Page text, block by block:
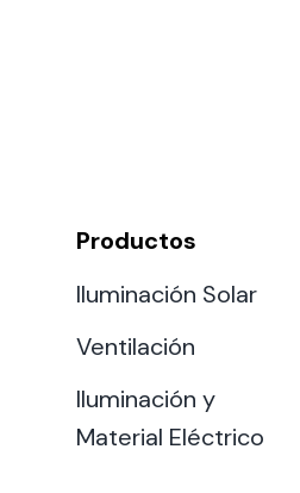
Productos
Iluminación Solar
Ventilación
Iluminación y
Material Eléctrico